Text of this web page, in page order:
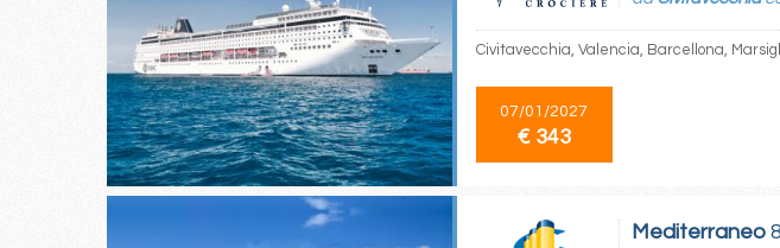
Civitavecchia, Valencia, Barcellona,
07/01/2027
€ 343
Mediterraneo